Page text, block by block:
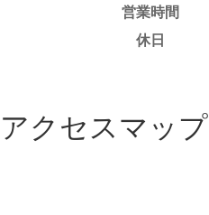
営業時間
休日
アクセスマップ